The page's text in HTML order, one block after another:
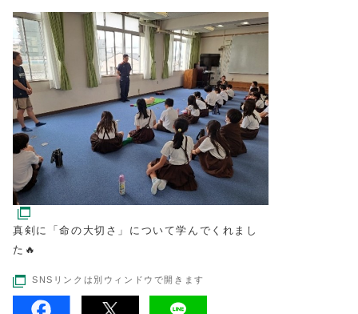
真剣に「命の大切さ」について学んでくれまし
た🔥
SNSリンクは別ウィンドウで開きます